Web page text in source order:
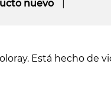
nuevo
Está hecho de